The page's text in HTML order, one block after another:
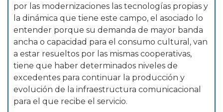
por las modernizaciones las tecnologías propias y
la dinámica que tiene este campo, el asociado lo
entender porque su demanda de mayor banda
ancha o capacidad para el consumo cultural, van
a estar resueltos por las mismas cooperativas,
tiene que haber determinados niveles de
excedentes para continuar la producción y
evolución de la infraestructura comunicacional
para el que recibe el servicio.